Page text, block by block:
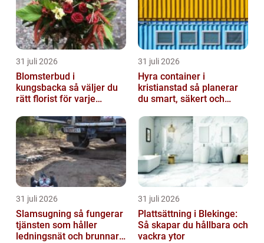
31 juli 2026
Blomsterbud i
kungsbacka så väljer du
rätt florist för varje
31 juli 2026
Hyra container i
kristianstad så planerar
du smart, säkert och
31 juli 2026
Slamsugning så fungerar
tjänsten som håller
ledningsnät och brunnar i
31 juli 2026
Plattsättning i Blekinge:
Så skapar du hållbara och
vackra ytor